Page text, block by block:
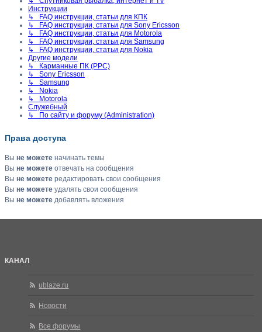
Инструкции
↳ FAQ инструкции, статьи для КПК
↳ FAQ инструкции, статьи для Sony Ericsson
↳ FAQ инструкции, статьи для Motorola
↳ FAQ инструкции, статьи для Samsung
↳ FAQ инструкции, статьи для Nokia
Другие модели
↳ Карманные ПК (PPC)
↳ Sony Ericsson
↳ Samsung
↳ Nokia
↳ Motorola
Служебный
↳ По сайту и форуму (Administration)
Права доступа
Вы не можете начинать темы
Вы не можете отвечать на сообщения
Вы не можете редактировать свои сообщения
Вы не можете удалять свои сообщения
Вы не можете добавлять вложения
КАНАЛ
ublaze.ru
Новости
Все форумы